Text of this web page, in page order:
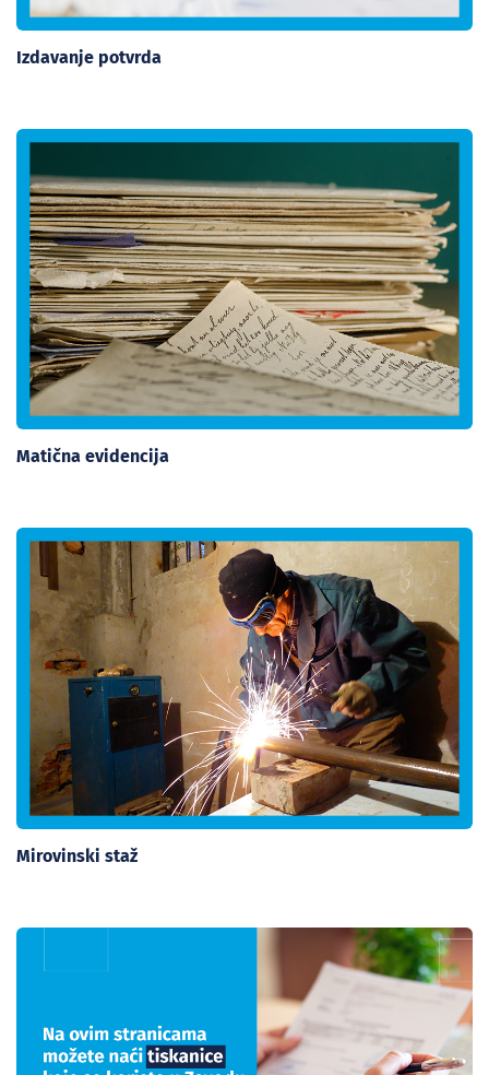
Izdavanje potvrda
Matična evidencija
Mirovinski staž